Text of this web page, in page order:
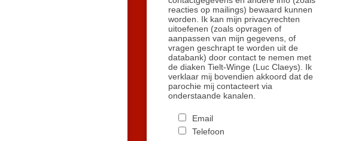
reacties op mailings) bewaard kunnen
worden. Ik kan mijn privacyrechten
uitoefenen (zoals opvragen of
aanpassen van mijn gegevens, of
vragen geschrapt te worden uit de
databank) door contact te nemen met
de diaken Tielt-Winge (Luc Claeys). Ik
verklaar mij bovendien akkoord dat de
parochie mij contacteert via
onderstaande kanalen.
Email
Telefoon